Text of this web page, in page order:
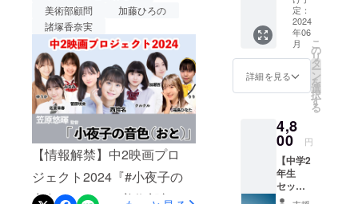
https://iroas-c.com/shao/
スタッフ一同、素晴らしい
作品となるよう、制作を進
めております。さて、今日
はキャストの「西玲名」よ
り、本作品への思いを頂き
ました！ーーーーー今回、
恋愛ストーリーに出演する
にあたって台本をいただい
てから、男性目線の意見も
術部顧問・加藤ひ
ろの役で諸塚香奈
実、出演！
美術部顧問
加藤ひろの
諸塚香奈実
【情報解禁】中2映画プロ
ジェクト2024『#小夜子の
音色（おと）』美術部顧
たいで
す！ ●
出演者
からの
お礼
メッ
セージ
の中か
ら2名の
メッ
セージ
動画
（15
秒〜30
定：
2024
年06
月
詳細を見る
こ
の
リ
タ
ー
ン
を
選
択
す
る
4,8
00 円
【中学2
年生
セッ
ト：